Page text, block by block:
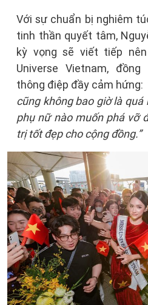
Với sự chuẩn bị nghiêm
tinh thần quyết tâm,
kỳ vọng sẽ viết tiếp
Universe Vietnam,
thông điệp đầy cảm hứng:
cũng không bao giờ là
phụ nữ nào muốn phá vỡ
trị tốt đẹp cho cộng đồng.”